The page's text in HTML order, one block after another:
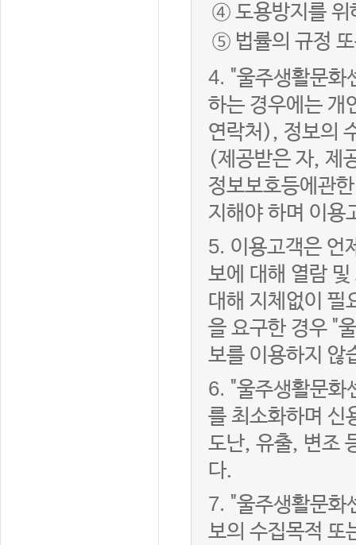
④ 도용방지를 위
⑤ 법률의 규정 또
4. "울주생활문화
하는 경우에는 개
연락처), 정보의
(제공받은 자, 제
정보보호등에관
지해야 하며 이용
5. 이용고객은 언
보에 대해 열람
대해 지체없이 필
을 요구한 경우 "
보를 이용하지 않
6. "울주생활문화
를 최소화하며 신
도난, 유출, 변조
다.
7. "울주생활문화
보의 수집목적 또